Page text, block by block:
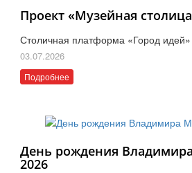
Проект «Музейная
Столичная платформа «Город идей»
03.07.2026
Подробнее
День рождения
2026